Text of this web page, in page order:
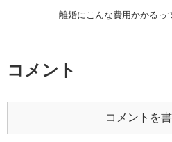
離婚にこんな費用かかるっ
コメント
コメントを